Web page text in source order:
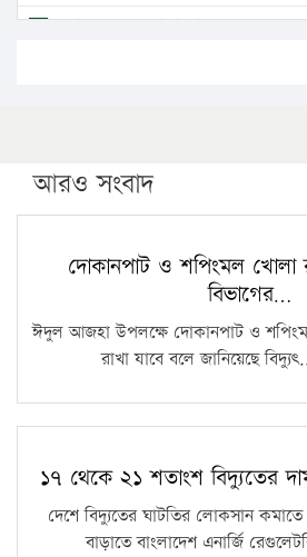
এবার লঞ্চের ভাড়া বাড়ল
পিএইচডি করছেন কুয়েটের কৃতি…
সারা দেশে বজ্রাঘাতে ১৪ জনের
কঠোর হচ্ছে এসএসসি ও এইচএসসি
ফরিদগঞ্জে আগুনে পুড়লো ৬ ব্যবসা
আরও সংবাদ
দোকানপাট ও শপিংমল খোলা
বিভাগের…
ঈদুল আজহা উপলক্ষে দোকানপাট ও
রাখা যাবে বলে জানিয়েছে
১৭ থেকে ২১ শতাংশ বিদ্যুতের
দেশে বিদ্যুতের ঘাটতির লোকসান কমাতে
বাড়াতে বাংলাদেশ এনার্জি